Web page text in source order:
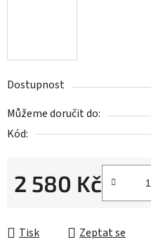
Dostupnost
Můžeme doručit do:
Kód:
2 580 Kč
Tisk Zeptat se